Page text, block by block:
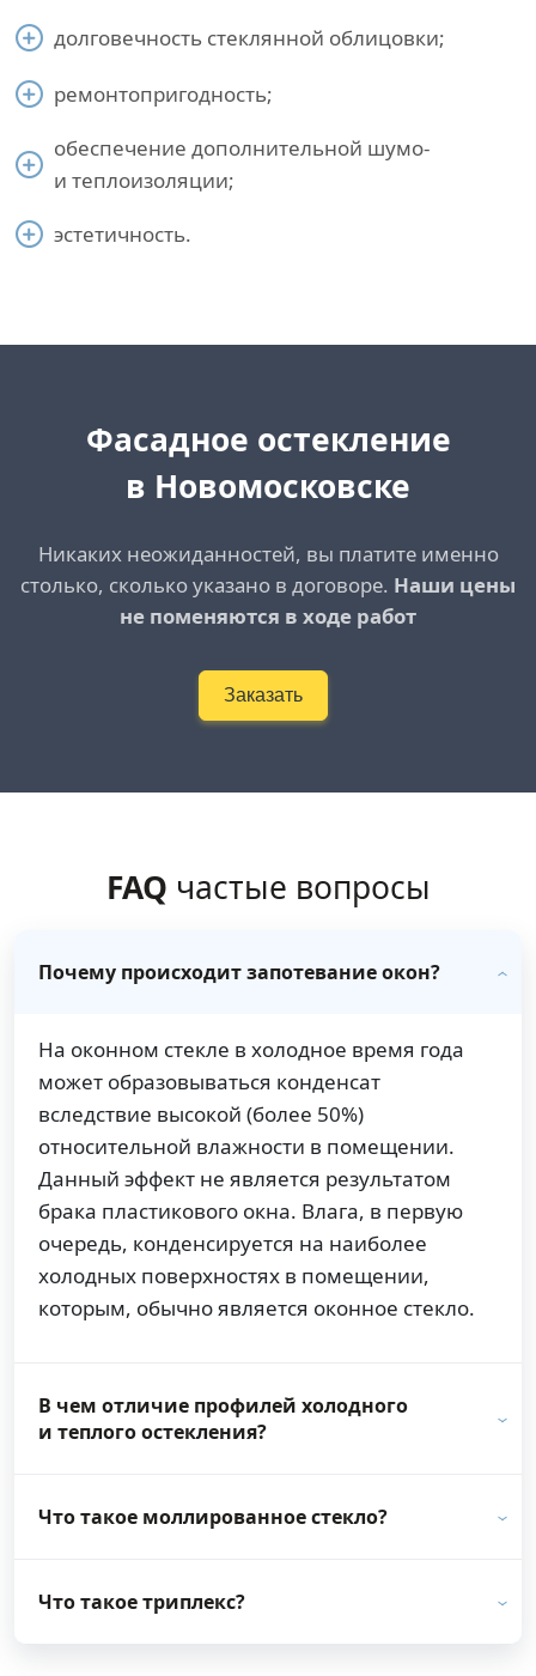
долговечность стеклянной облицовки;
ремонтопригодность;
обеспечение дополнительной шумо-
и теплоизоляции;
эстетичность.
Фасадное остекление
в Новомосковске
Никаких неожиданностей, вы платите именно
столько, сколько указано в договоре. Наши цены
не поменяются в ходе работ
Заказать
FAQ частые вопросы
Почему происходит запотевание окон?
На оконном стекле в холодное время года
может образовываться конденсат
вследствие высокой (более 50%)
относительной влажности в помещении.
Данный эффект не является результатом
брака пластикового окна. Влага, в первую
очередь, конденсируется на наиболее
холодных поверхностях в помещении,
которым, обычно является оконное стекло.
В чем отличие профилей холодного
и теплого остекления?
Что такое моллированное стекло?
Что такое триплекс?